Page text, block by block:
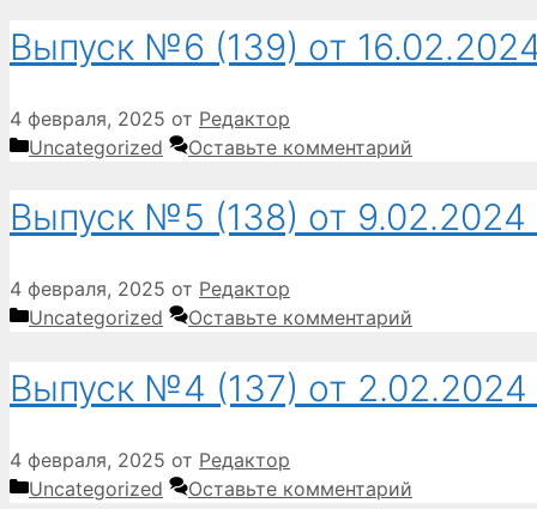
Выпуск №6 (139) от
4 февраля, 2025 от Редактор
Рубрики
Uncategorized Оставьте комментарий
Выпуск №5 (138) от 9.02.2024
4 февраля, 2025 от Редактор
Рубрики
Uncategorized Оставьте комментарий
Выпуск №4 (137) от 2.02.2024
4 февраля, 2025 от Редактор
Рубрики
Uncategorized Оставьте комментарий